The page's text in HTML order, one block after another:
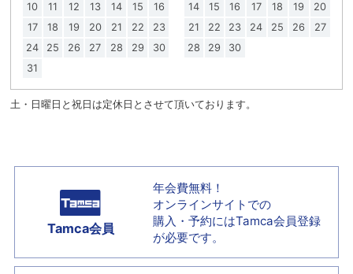
10
11 12 13 14 15
16
17
18 19 20 21 22
23
24
25 26 27 28 29
30
31
14
15 16 17 18 19
20
21
22 23 24 25 26
27
28
29 30
土・日曜日と祝日は定休日とさせて頂いております。
Tamca会員
年会費無料！
オンラインサイトでの
購入・予約にはTamca会員登録
が必要です。